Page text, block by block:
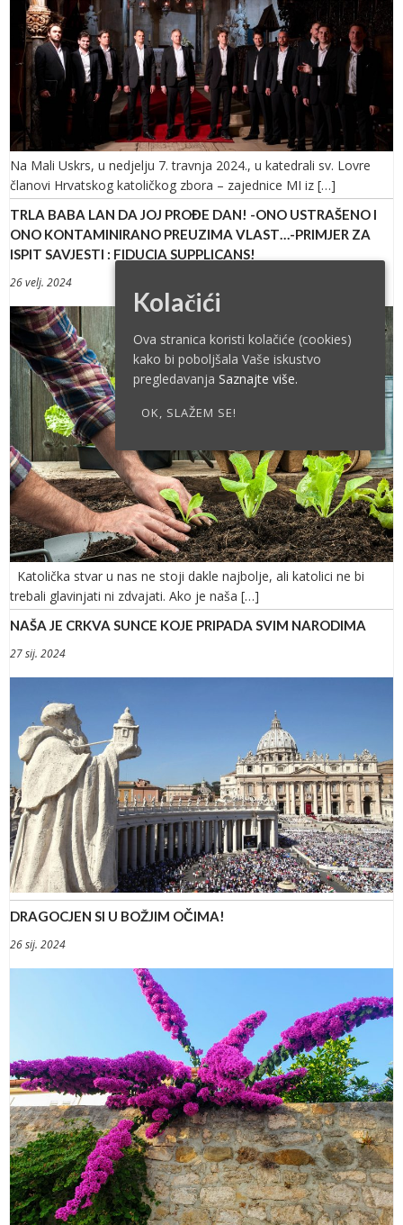
Na Mali Uskrs, u nedjelju 7. travnja 2024., u katedrali sv. Lovre
članovi Hrvatskog katoličkog zbora – zajednice MI iz […]
TRLA BABA LAN DA JOJ PROĐE DAN! -ONO USTRAŠENO I
ONO KONTAMINIRANO PREUZIMA VLAST…-PRIMJER ZA
ISPIT SAVJESTI : FIDUCIA SUPPLICANS!
26 velj. 2024
Katolička stvar u nas ne stoji dakle najbolje, ali katolici ne bi
trebali glavinjati ni zdvajati. Ako je naša […]
NAŠA JE CRKVA SUNCE KOJE PRIPADA SVIM NARODIMA
27 sij. 2024
DRAGOCJEN SI U BOŽJIM OČIMA!
26 sij. 2024
Kolačići
Ova stranica koristi kolačiće (cookies)
kako bi poboljšala Vaše iskustvo
pregledavanja Saznajte više.
OK, SLAŽEM SE!